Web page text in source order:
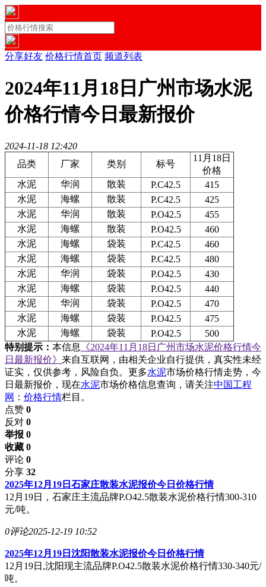
分享好友 价格行情首页 频道列表
2024年11月18日广州市场水泥
价格行情今日最新报价
2024-11-18 12:420
品类
厂家 类别 标号
11月18日
价格
水泥
华润 散装 P.C42.5
415
水泥
海螺 散装 P.C42.5
425
水泥
华润 散装 P.O42.5
455
水泥
海螺 散装 P.O42.5
460
水泥
海螺 袋装 P.C42.5
460
水泥
海螺 袋装 P.C42.5
480
水泥
华润 袋装 P.O42.5
430
水泥
海螺 袋装 P.O42.5
440
水泥
华润 袋装 P.O42.5
470
水泥
海螺 袋装 P.O42.5
475
水泥
海螺 袋装 P.O42.5
500
特别提示： 本信息
《2024年11月18日广州市场水泥价格行情今
日最新报价》 来自互联网，由相关企业自行提供，真实性未经
证实，仅供参考，风险自负。更多水泥市场价格行情走势，今
日最新报价，现在水泥市场价格信息查询，请关注中国工程
网 ： 价格行情栏目。
点赞 0
反对 0
举报 0
收藏 0
评论 0
分享 32
2025年12月19日石家庄散装水泥报价今日价格行情
12月19日，石家庄主流品牌P.O42.5散装水泥价格行情300-310
元/吨。
0评论2025-12-19 10:52
2025年12月19日沈阳散装水泥报价今日价格行情
12月19日,沈阳现主流品牌P.O42.5散装水泥价格行情330-340元/
吨。